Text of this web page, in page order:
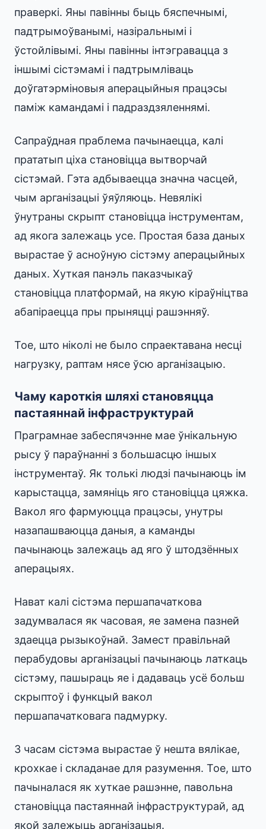
праверкі. Яны павінны быць бяспечнымі,
падтрымоўванымі, назіральнымі і
ўстойлівымі. Яны павінны інтэгравацца з
іншымі сістэмамі і падтрымліваць
доўгатэрміновыя аперацыйныя працэсы
паміж камандамі і падраздзяленнямі.
Сапраўдная праблема пачынаецца, калі
прататып ціха становіцца вытворчай
сістэмай. Гэта адбываецца значна часцей,
чым арганізацыі ўяўляюць. Невялікі
ўнутраны скрыпт становіцца інструментам,
ад якога залежаць усе. Простая база даных
вырастае ў асноўную сістэму аперацыйных
даных. Хуткая панэль паказчыкаў
становіцца платформай, на якую кіраўніцтва
абапіраецца пры прыняцці рашэнняў.
Тое, што ніколі не было спраектавана несці
нагрузку, раптам нясе ўсю арганізацыю.
Чаму кароткія шляхі становяцца
пастаяннай інфраструктурай
Праграмнае забеспячэнне мае ўнікальную
рысу ў параўнанні з большасцю іншых
інструментаў. Як толькі людзі пачынаюць ім
карыстацца, замяніць яго становіцца цяжка.
Вакол яго фармуюцца працэсы, унутры
назапашваюцца даныя, а каманды
пачынаюць залежаць ад яго ў штодзённых
аперацыях.
Нават калі сістэма першапачаткова
задумвалася як часовая, яе замена пазней
здаецца рызыкоўнай. Замест правільнай
перабудовы арганізацыі пачынаюць латкаць
сістэму, пашыраць яе і дадаваць усё больш
скрыптоў і функцый вакол
першапачатковага падмурку.
З часам сістэма вырастае ў нешта вялікае,
крохкае і складанае для разумення. Тое, што
пачыналася як хуткае рашэнне, павольна
становіцца пастаяннай інфраструктурай, ад
якой залежыць арганізацыя.